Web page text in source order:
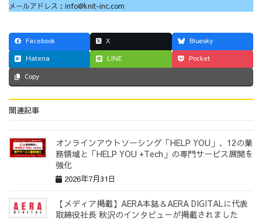
メールアドレス：info@knit-inc.com
Facebook X
Bluesky
Hatena
LINE Pocket
Copy
関連記事
オンラインアウトソーシング「HELP YOU」、12の業
務領域と「HELP YOU +Tech」の専門サービス展開を
強化
2026年7月31日
【メディア掲載】AERA本誌＆AERA DIGITALに代表
取締役社長 秋沢のインタビューが掲載されました